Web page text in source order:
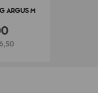
ARGUS M